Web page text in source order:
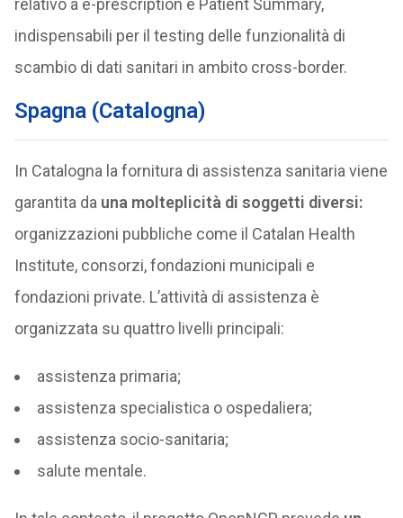
relativo a e-prescription e Patient Summary,
indispensabili per il testing delle funzionalità di
scambio di dati sanitari in ambito cross-border.
Spagna (Catalogna)
In Catalogna la fornitura di assistenza sanitaria viene
garantita da una molteplicità di soggetti diversi:
organizzazioni pubbliche come il Catalan Health
Institute, consorzi, fondazioni municipali e
fondazioni private. L’attività di assistenza è
organizzata su quattro livelli principali:
assistenza primaria;
assistenza specialistica o ospedaliera;
assistenza socio-sanitaria;
salute mentale.